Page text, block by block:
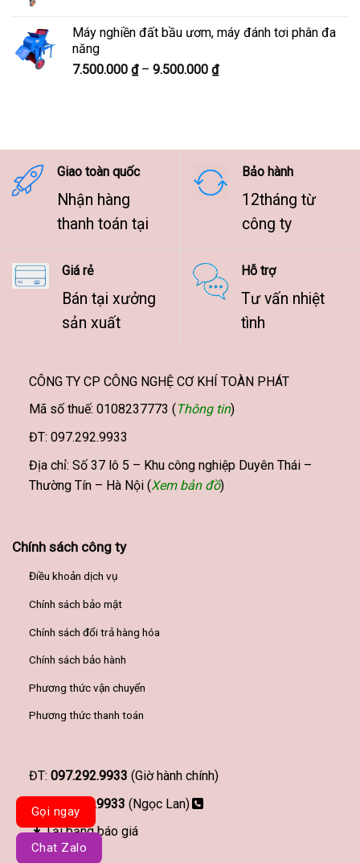
7.500.000 ₫
9.500.000 ₫
Máy nghiền đất bầu ươm, máy đánh tơi phân đa
năng
7.500.000 ₫ – 9.500.000 ₫Khoảng
9.500.000 ₫
Giao toàn quốc
Nhận hàng
thanh toán tại
Bảo hành
12tháng từ
công ty
Giá rẻ
Bán tại xưởng
sản xuất
Hỗ trợ
Tư vấn nhiệt
tình
CÔNG TY CP CÔNG NGHỆ CƠ KHÍ TOÀN PHÁT
Mã số thuế: 0108237773 ( Thông tin)
ĐT: 097.292.9933
Địa chỉ: Số 37 lô 5 – Khu công nghiệp Duyên Thái –
Thường Tín – Hà Nội (Xem bản đồ)
Chính sách công ty
Điều khoản dịch vụ
Chính sách bảo mật
Chính sách đổi trả hàng hóa
Chính sách bảo hành
Phương thức vận chuyển
Phương thức thanh toán
ĐT: 097.292.9933 (Giờ hành chính)
097.292.9933 (Ngọc Lan)
Tải bảng báo giá
Gọi ngay
Chat Zalo